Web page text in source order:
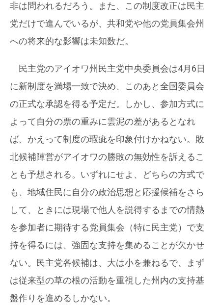
非は問われるだろう。また、この制度改正は民主
党だけで進んでいるが、共和党や他の党員集会州
への将来的な影響は未知数だ。
民主党のアイオワ州民主党中央委員会は4月6日
に新制度を満場一致で決め、このあと全国委員会
の正式な承認を得る予定だ。しかし、参加方式に
よって自分の票の重みに雲泥の差があるとなれ
ば、かえって制度の瑕疵を印象付けかねない。敗
北候補陣営がアイオワの勝敗の無効性を訴えるこ
とも予想される。いずれにせよ、どちらの方式で
も、地域住民に自分の政治思想と応援候補をさら
して、ときには現場で他人を説得するまでの情熱
を参加者に期待する党員集会（特に民主党）で支
持を得るには、強固な支持を集めることが欠かせ
ない。民主党各候補は、大は小を兼ねるで、まず
は従来型の草の根の活動を重視した州内の支持基
盤作りを進めるしかない。